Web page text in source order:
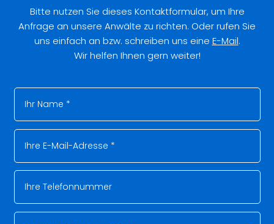
Bitte nutzen Sie dieses Kontaktformular, um Ihre
Anfrage an unsere Anwälte zu richten. Oder rufen Sie
uns einfach an bzw. schreiben uns eine E-Mail.
Wir helfen Ihnen gern weiter!